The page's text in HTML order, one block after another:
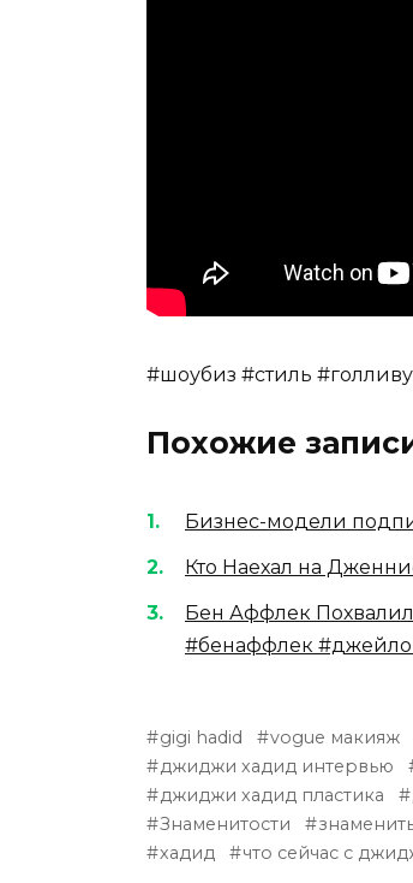
#шоубиз #стиль
Похожие
Бизнес-модели
Кто Наехал на
Бен Аффлек
#бенаффлек
gigi hadid vogue макияж
джиджи хадид интервью
джиджи хадид пластика
Знаменитости
хадид
что сейчас с